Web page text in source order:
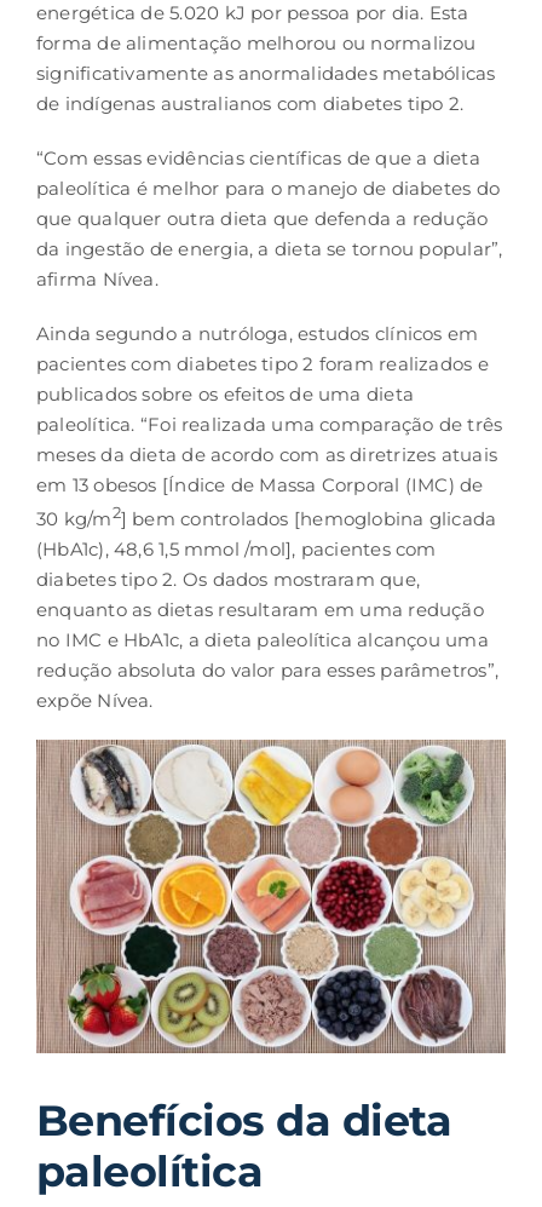
energética de 5.020 kJ por pessoa por dia. Esta
forma de alimentação melhorou ou normalizou
significativamente as anormalidades metabólicas
de indígenas australianos com diabetes tipo 2.
“Com essas evidências científicas de que a dieta
paleolítica é melhor para o manejo de diabetes do
que qualquer outra dieta que defenda a redução
da ingestão de energia, a dieta se tornou popular”,
afirma Nívea.
Ainda segundo a nutróloga, estudos clínicos em
pacientes com diabetes tipo 2 foram realizados e
publicados sobre os efeitos de uma dieta
paleolítica. “Foi realizada uma comparação de três
meses da dieta de acordo com as diretrizes atuais
em 13 obesos [Índice de Massa Corporal (IMC) de
30 kg/m2] bem controlados [hemoglobina glicada
(HbA1c), 48,6 1,5 mmol /mol], pacientes com
diabetes tipo 2. Os dados mostraram que,
enquanto as dietas resultaram em uma redução
no IMC e HbA1c, a dieta paleolítica alcançou uma
redução absoluta do valor para esses parâmetros”,
expõe Nívea.
Benefícios da dieta
paleolítica